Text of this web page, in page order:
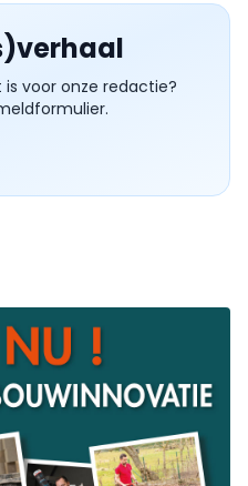
voor onze redactie?